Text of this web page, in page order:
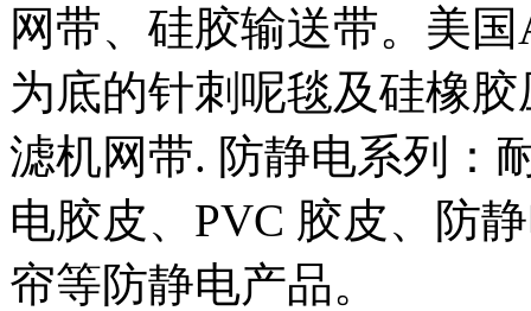
网带、硅胶输送带。美
为底的针刺呢毯及硅橡
滤机网带. 防静电系列：
电胶皮、PVC 胶皮、防
帘等防静电产品。